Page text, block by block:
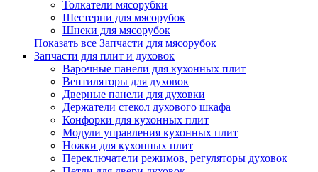
Толкатели мясорубки
Шестерни для мясорубок
Шнеки для мясорубок
Показать все Запчасти для мясорубок
Запчасти для плит и духовок
Варочные панели для кухонных плит
Вентиляторы для духовок
Дверные панели для духовки
Держатели стекол духового шкафа
Конфорки для кухонных плит
Модули управления кухонных плит
Ножки для кухонных плит
Переключатели режимов, регуляторы духовок